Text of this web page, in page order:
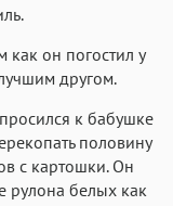
он погостил у
другом.
к бабушке
половину
с картошки. Он
рулона белых как